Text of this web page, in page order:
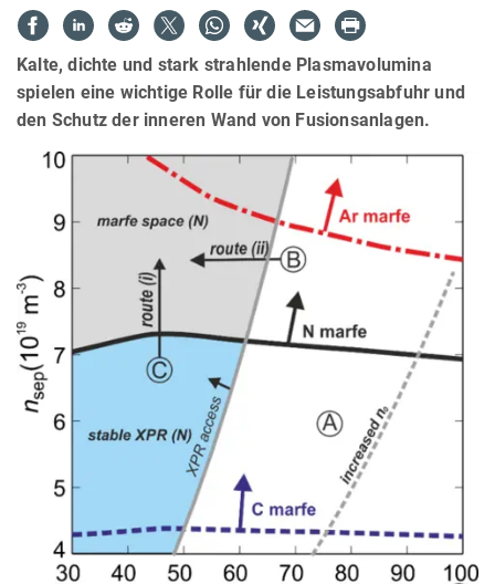
Kalte, dichte und stark strahlende Plasmavolumina
spielen eine wichtige Rolle für die Leistungsabfuhr und
den Schutz der inneren Wand von Fusionsanlagen.